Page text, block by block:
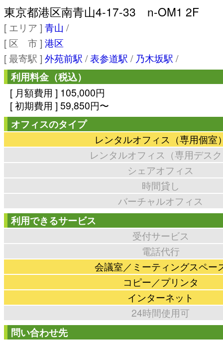
東京都港区南青山4-17-33 n-OM1 2F
[ エリア ] 青山 /
[ 区 市 ] 港区
[ 最寄駅 ] 外苑前駅 /表参道駅 / 乃木坂駅 /
利用料金（税込）
[ 月額費用 ] 105,000円
[ 初期費用 ] 59,850円〜
オフィスのタイプ
レンタルオフィス（専用個室
レンタルオフィス（専用デス
シェアオフィス
時間貸し
バーチャルオフィス
利用できるサービス
受付サービス
電話代行
会議室／ミーティングスペー
コピー／プリンタ
インターネット
24時間使用可
問い合わせ先